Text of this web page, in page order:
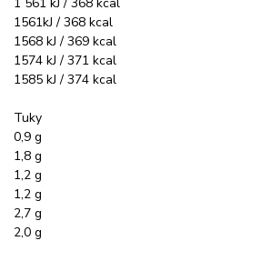
1561kJ / 368 kcal
1568 kJ / 369 kcal
1574 kJ / 371 kcal
1585 kJ / 374 kcal
Tuky
0,9 g
1,8 g
1,2 g
1,2 g
2,7 g
2,0 g